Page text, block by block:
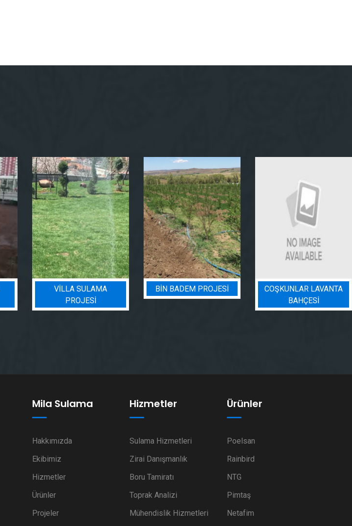
VILLA SULAMA
PROJESI
BIN BADEM PROJESI
COŞKUNLAR LAVANTA
BAHÇESİ
Mila Sulama
Hakkımızda
Ekibimiz
Hizmetler
Ürünler
Projeler
Hizmetler
Sulama Hizmetleri
Zirai Danışmanlık
Boru Tamiratı
Toprak Analizi
Mühendislik Hizmetleri
Ürünler
Poelsan
Rainbird
NTG
Pimtaş
Netafim